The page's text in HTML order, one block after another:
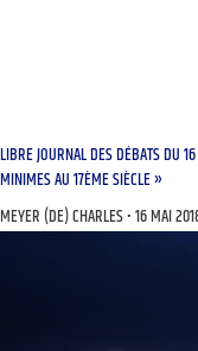
LIBRE JOURNAL DES DÉBATS DU
MINIMES AU 17ÈME SIÈCLE »
MEYER (DE) CHARLES 16 MAI